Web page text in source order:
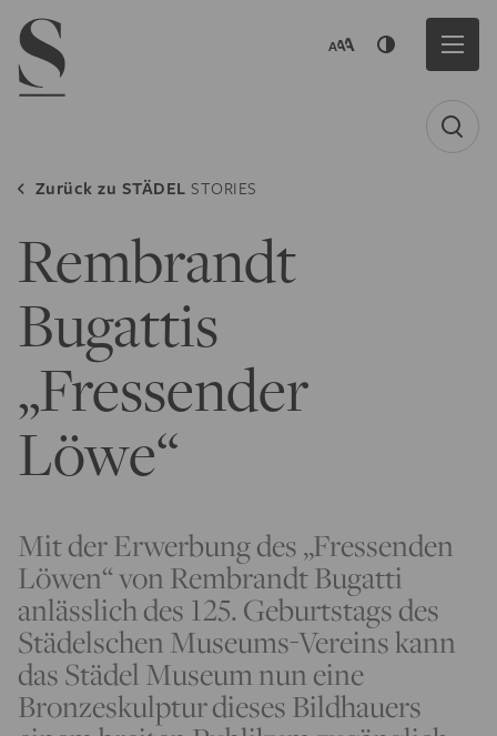
Navigation menu
Zurück zu STÄDEL STORIES
Rembrandt
Bugattis
„Fressender
Löwe“
Mit der Erwerbung des „Fressenden
Löwen“ von Rembrandt Bugatti
anlässlich des 125. Geburtstags des
Städelschen Museums-Vereins kann
das Städel Museum nun eine
Bronzeskulptur dieses Bildhauers